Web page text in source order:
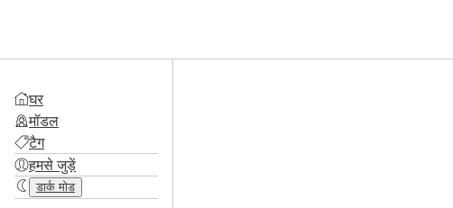
घर
मॉडल
टैग
हमसे जुड़ें
डार्क मोड